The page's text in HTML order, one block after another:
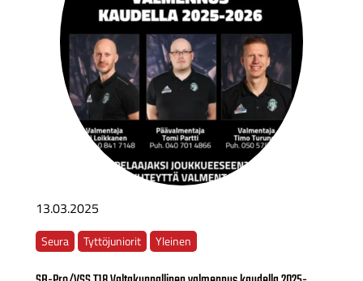
13.03.2025
Seura Tyttöjuniorit Yleinen